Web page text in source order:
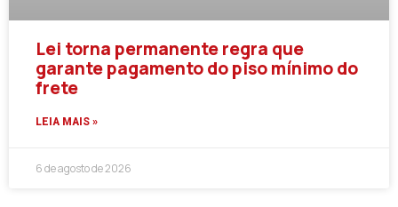
Lei torna permanente regra que
garante pagamento do piso mínimo do
frete
LEIA MAIS »
6 de agosto de 2026